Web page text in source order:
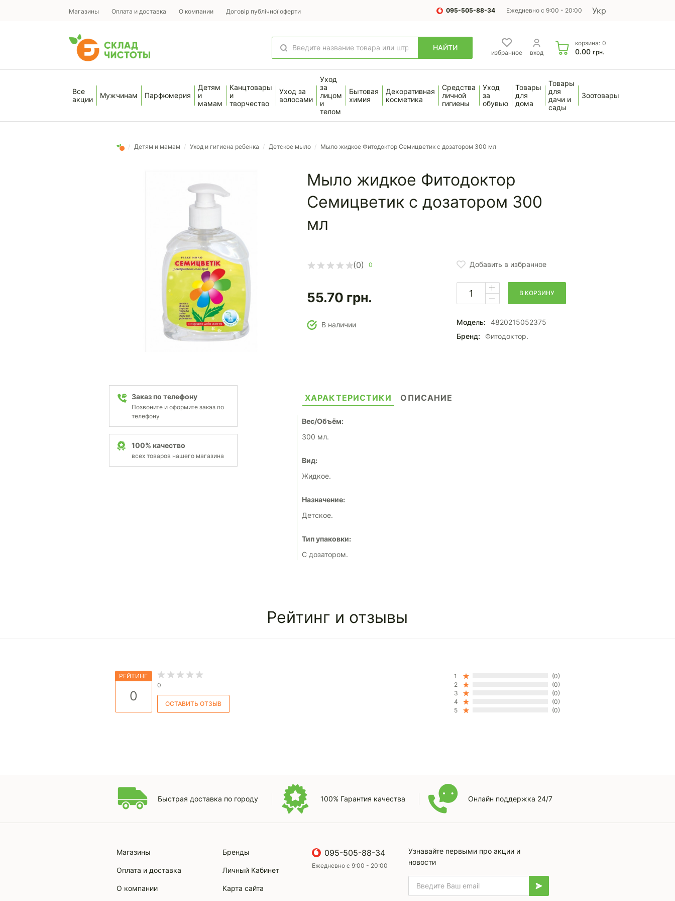
Магазины Оплата и доставка О компании Договір публічної оферти 095-505-88-34 Ежедневно с 9:00 - 20:00 Укр
НАЙТИ
избранное вход
корзина: 0
0.00 грн.
Все
акции
Мужчинам Парфюмерия
Детям
и
мамам
Канцтовары
и
творчество
Уход за
волосами
Уход
за
лицом
и
телом
Бытовая
химия
Декоративная
косметика
Средства
личной
гигиены
Уход
за
обувью
Товары
для
дома
Товары
для
дачи и
сады
Зоотовары
/ Детям и мамам / Уход и гигиена ребенка / Детское мыло / Мыло жидкое Фитодоктор Семицветик с дозатором 300 мл
Заказ по телефону
Позвоните и оформите заказ по
телефону
100% качество
всех товаров нашего магазина
Мыло жидкое Фитодоктор
Семицветик с дозатором 300
мл
(0) 0
55.70 грн.
В наличии
Добавить в избранное
В КОРЗИНУ
Модель:
4820215052375
Бренд:
Фитодоктор.
ХАРАКТЕРИСТИКИ ОПИСАНИЕ
Вес/Объём:
300 мл.
Вид:
Жидкое.
Назначение:
Детское.
Тип упаковки:
С дозатором.
Рейтинг и отзывы
РЕЙТИНГ
0
0
1
(0)
2
(0)
3
(0)
4
(0)
5
(0)
Быстрая доставка по городу 100% Гарантия качества Онлайн поддержка 24/7
Магазины
Оплата и доставка
О компании
Бренды
Личный Кабинет
Карта сайта
095-505-88-34
Ежедневно с 9:00 - 20:00
Узнавайте первыми про акции и
новости